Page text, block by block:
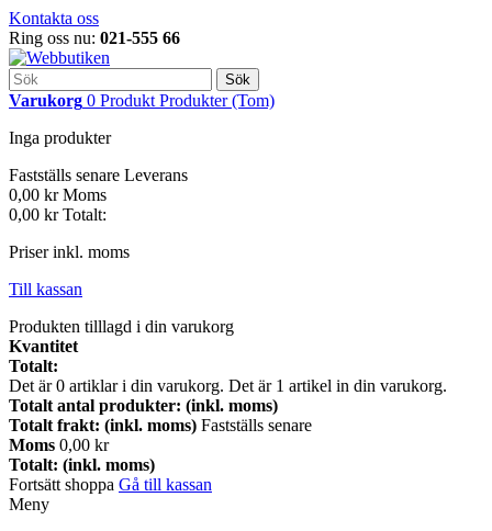
Kontakta oss
Ring oss nu: 021-555 66
Sök
Varukorg 0 Produkt Produkter (Tom)
Inga produkter
Fastställs senare Leverans
0,00 kr Moms
0,00 kr Totalt:
Priser inkl. moms
Till kassan
Produkten tilllagd i din varukorg
Kvantitet
Totalt:
Det är0 artiklar i din varukorg. Det är 1 artikel in din varukorg.
Totalt antal produkter: (inkl. moms)
Totalt frakt: (inkl. moms) Fastställs senare
Moms 0,00 kr
Totalt: (inkl. moms)
Fortsätt shoppa Gå till kassan
Meny